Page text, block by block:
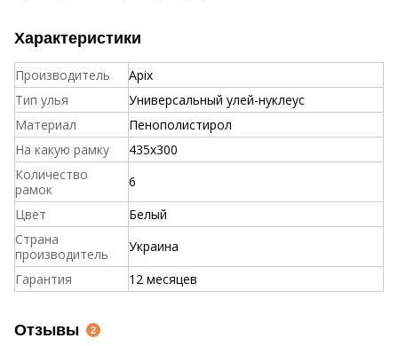
Характеристики
Производитель
Apix
Тип улья
Универсальный улей-нуклеус
Материал
Пенополистирол
На какую рамку
435x300
Количество
рамок
6
Цвет
Белый
Страна
производитель
Украина
Гарантия
12 месяцев
Отзывы 2